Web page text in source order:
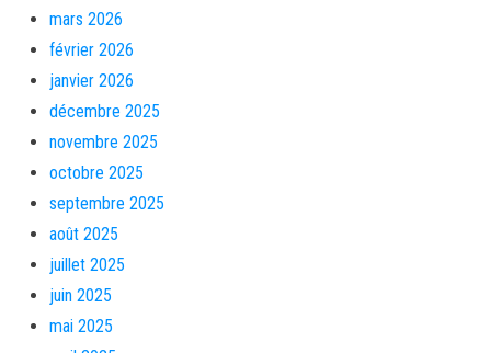
mars 2026
février 2026
janvier 2026
décembre 2025
novembre 2025
octobre 2025
septembre 2025
août 2025
juillet 2025
juin 2025
mai 2025